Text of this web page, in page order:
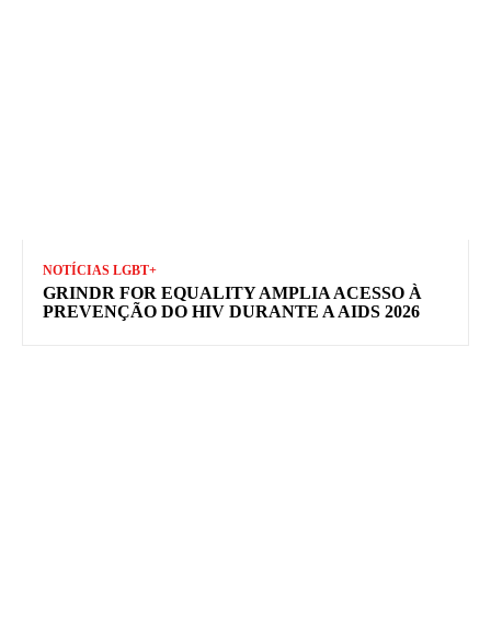
NOTÍCIAS LGBT+
GRINDR FOR EQUALITY AMPLIA ACESSO À
PREVENÇÃO DO HIV DURANTE A AIDS 2026